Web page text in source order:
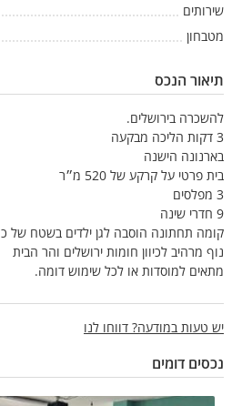
שירותים
מטבחון
תיאור הנכס
להשכרה בירושלים.
3 דקות הליכה מבקעה
בארנונה הישנה
בית פרטי על קרקע של 520 מ״ר
3 מפלסים
9 חדרי שינה
קומה תחתונה הוסבה לגן ילדים בשטח של כ 78 מ״ר
נוף מרהיב לכיוון חומות ירושלים והר הבית
מתאים למוסדות או לכל שימוש דומה.
יש טעות במודעה? דווחו לנו
נכסים דומים